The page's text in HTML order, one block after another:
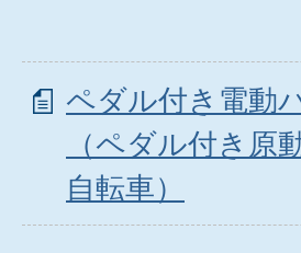
ペダル付き電動
（ペダル付き原
自転車）